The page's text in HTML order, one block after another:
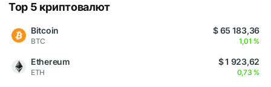
Top 5 криптовалют
Bitcoin
BTC
$ 65 183,36
1,01 %
Ethereum
ETH
$ 1 923,62
0,73 %